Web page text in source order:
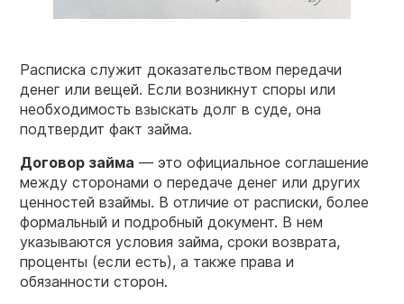
Расписка служит доказательством передачи
денег или вещей. Если возникнут споры или
необходимость взыскать долг в суде, она
подтвердит факт займа.
Договор займа — это официальное соглашение
между сторонами о передаче денег или других
ценностей взаймы. В отличие от расписки, более
формальный и подробный документ. В нем
указываются условия займа, сроки возврата,
проценты (если есть), а также права и
обязанности сторон.